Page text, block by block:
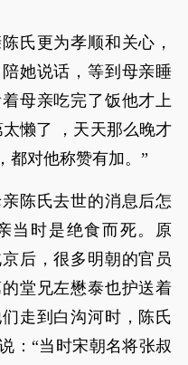
氏更为孝顺和关心，
她说话，等到母亲睡
母亲吃完了饭他才上
懒了 ，天天那么晚才
都对他称赞有加。”
陈氏去世的消息后怎
当时是绝食而死。原
后，很多明朝的官员
堂兄左懋泰也护送着
走到白沟河时，陈氏
：“当时宋朝名将张叔